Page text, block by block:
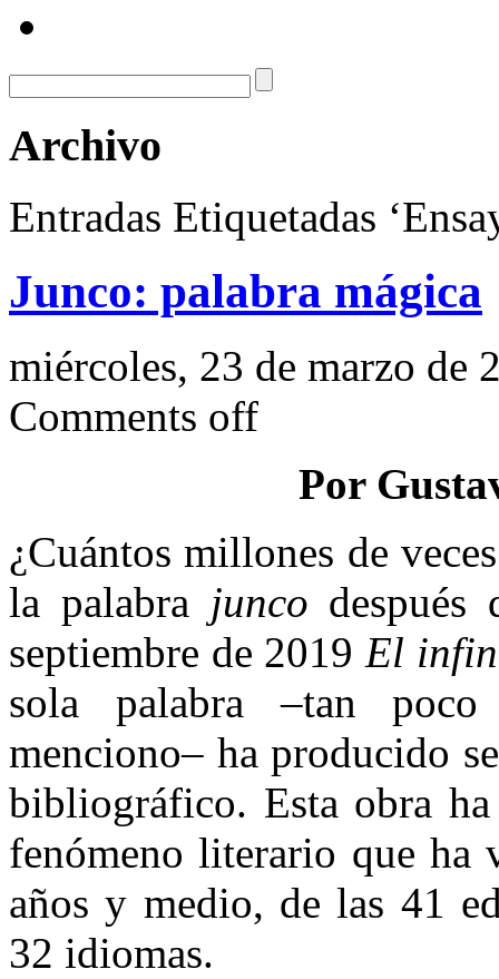
Archivo
Entradas Etiquetadas
Junco: palabra mágica
miércoles, 23 de marzo de
Comments off
Por
¿Cuántos millones de
la palabra junco
septiembre de 2019El
sola palabra –tan
menciono– ha producido
bibliográfico. Esta obra
fenómeno literario que ha
años y medio, de las 41
32 idiomas.